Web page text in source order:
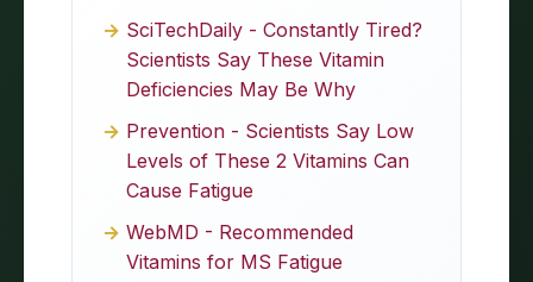
SciTechDaily - Constantly Tired?
Scientists Say These Vitamin
Deficiencies May Be Why
Prevention - Scientists Say Low
Levels of These 2 Vitamins Can
Cause Fatigue
WebMD - Recommended
Vitamins for MS Fatigue